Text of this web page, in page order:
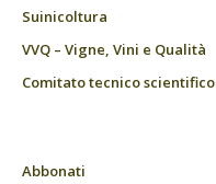
Suinicoltura
VVQ – Vigne, Vini e Qualità
Comitato tecnico scientifico
Abbonati